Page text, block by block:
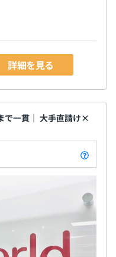
詳細を見る
で一貫｜ 大手直請け×